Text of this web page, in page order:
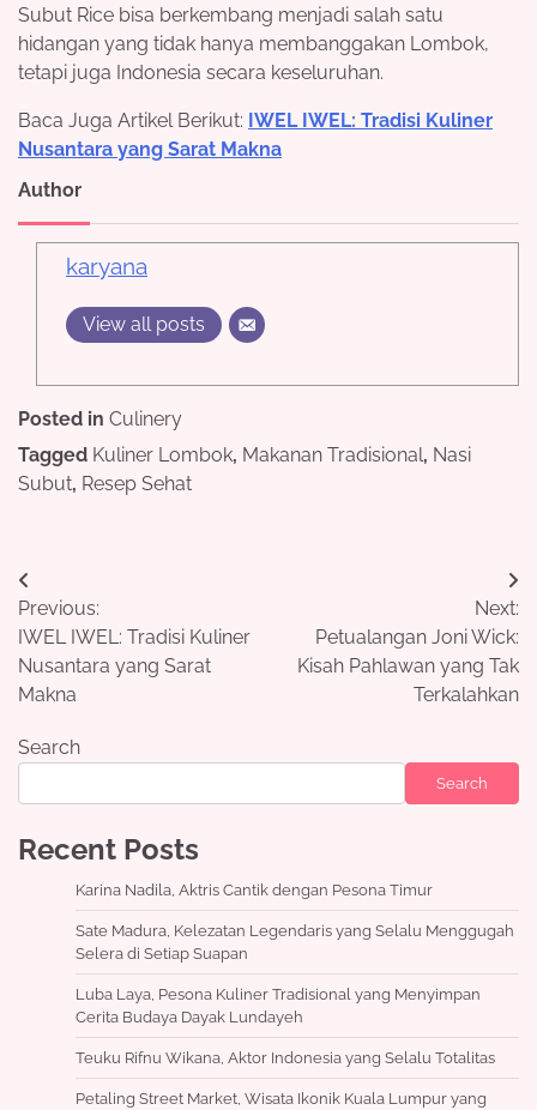
Subut Rice bisa berkembang menjadi salah satu
hidangan yang tidak hanya membanggakan Lombok,
tetapi juga Indonesia secara keseluruhan.
Baca Juga Artikel Berikut: IWEL IWEL: Tradisi Kuliner
Nusantara yang Sarat Makna
Author
karyana
View all posts
Posted in Culinery
Tagged Kuliner Lombok, Makanan Tradisional, Nasi
Subut, Resep Sehat
Post
navigation
Previous:
IWEL IWEL: Tradisi Kuliner
Nusantara yang Sarat
Makna
Next:
Petualangan Joni Wick:
Kisah Pahlawan yang Tak
Terkalahkan
Search
Search
Recent Posts
Karina Nadila, Aktris Cantik dengan Pesona Timur
Sate Madura, Kelezatan Legendaris yang Selalu Menggugah
Selera di Setiap Suapan
Luba Laya, Pesona Kuliner Tradisional yang Menyimpan
Cerita Budaya Dayak Lundayeh
Teuku Rifnu Wikana, Aktor Indonesia yang Selalu Totalitas
Petaling Street Market, Wisata Ikonik Kuala Lumpur yang